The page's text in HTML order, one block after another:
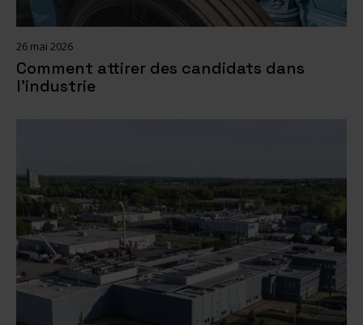
26 mai 2026
Comment attirer des candidats dans
l’industrie